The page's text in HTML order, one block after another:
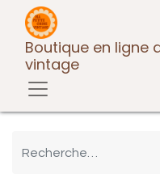
Boutique en ligne
vintage